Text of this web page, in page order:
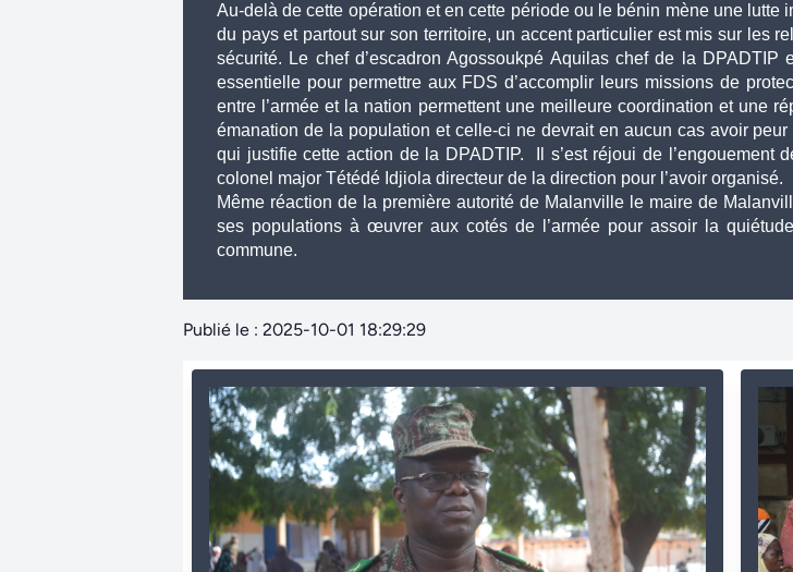
Au-delà de cette opération et en cette période ou le bénin mène une
du pays et partout sur son territoire, un accent particulier est mis sur les
sécurité. Le chef d’escadron Agossoukpé Aquilas chef de la
essentielle pour permettre aux FDS d’accomplir leurs missions de
entre l’armée et la nation permettent une meilleure coordination et une
émanation de la population et celle-ci ne devrait en aucun cas avoir
qui justifie cette action de la DPADTIP.  Il s’est réjoui de
colonel major Tétédé Idjiola directeur de la direction pour l’avoir organisé.
Même réaction de la première autorité de Malanville le maire de
ses populations à œuvrer aux cotés de l’armée pour assoir la
commune.
Publié le : 2025-10-01 18:29:29